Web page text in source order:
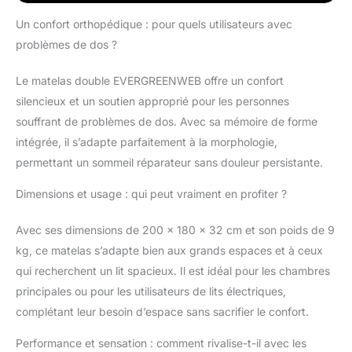
surmatelas de 7 cm de hauteu
Polyvalence d'Utilisation pour un Sommeil
Profond : Associez le matelas et le
aiment dormir sur un lit haut. La
combinaison offre une expérience de
sommeil luxueuse et peut être adaptée à
vos préférences de confort. La hauteur du
Solution Adaptée à Vos Besoins : Le
surmatelas est facilement amovible du
matelas, vous offrant la flexibilité de
ceux qui souhaitent varier la sensation du
matelas sans avoir à changer
complètement de lit. Le surmatelas peut
également être utilisé à diverses fins :
comme correcteur pour un matelas trop
dur et inconfortable, comme futon pour les
Un confort orthopédique : pour quels utilisateurs avec
problèmes de dos ?
Le matelas double EVERGREENWEB offre un confort
silencieux et un soutien approprié pour les personnes
souffrant de problèmes de dos. Avec sa mémoire de forme
intégrée, il s’adapte parfaitement à la morphologie,
permettant un sommeil réparateur sans douleur persistante.
Dimensions et usage : qui peut vraiment en profiter ?
Avec ses dimensions de 200 x 180 x 32 cm et son poids de 9
kg, ce matelas s’adapte bien aux grands espaces et à ceux
qui recherchent un lit spacieux. Il est idéal pour les chambres
principales ou pour les utilisateurs de lits électriques,
complétant leur besoin d’espace sans sacrifier le confort.
Performance et sensation : comment rivalise-t-il avec les